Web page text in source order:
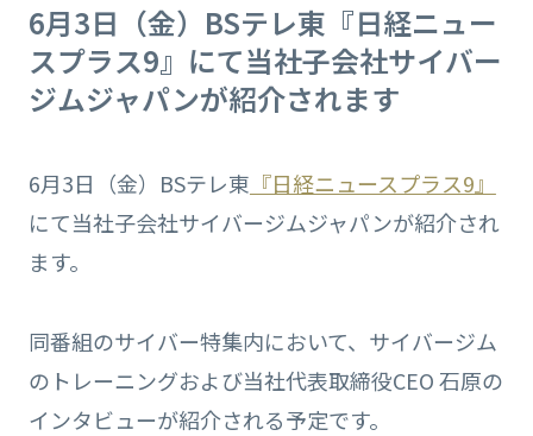
6月3日（金）BSテレ東『日経ニュー
スプラス9』にて当社子会社サイバー
ジムジャパンが紹介されます
6月3日（金）BSテレ東 『日経ニュースプラス9』
にて当社子会社サイバージムジャパンが紹介され
ます。
同番組のサイバー特集内において、サイバージム
のトレーニングおよび当社代表取締役CEO 石原の
インタビューが紹介される予定です。